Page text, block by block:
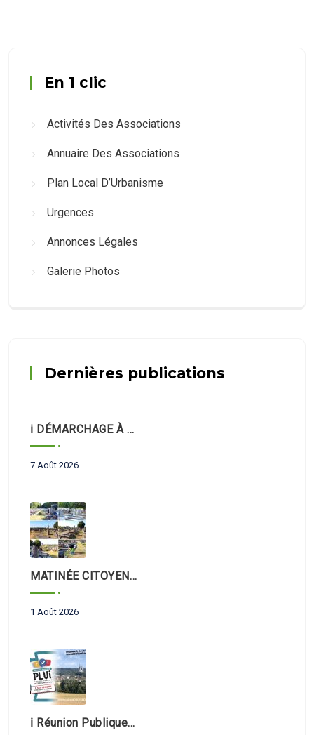
En 1 clic
Activités Des Associations
Annuaire Des Associations
Plan Local D’Urbanisme
Urgences
Annonces Légales
Galerie Photos
Dernières publications
ℹ️ DÉMARCHAGE À DOMICILE
7 Août 2026
MATINÉE CITOYENNE – NETTOYAGE DU CIMETIÈRE 🪦
1 Août 2026
ℹ️ Réunion Publique PLUi 📢